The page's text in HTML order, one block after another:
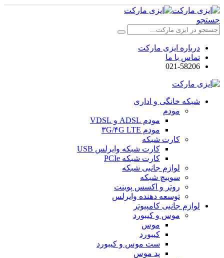
جستجو
درباره ایزی مارکت
تماس با ما
021-58206
شبکه خانگی و اداری
مودم
مودم ADSL و VDSL
مودم ۳G/۴G LTE
کارت شبکه
کارت شبکه وایرلس USB
کارت شبکه PCIe
لوازم جانبی شبکه
سوییچ شبکه
روتر و اکسس پوینت
توسعه دهنده وایرلس
لوازم جانبی کامپیوتر
موس و کیبورد
موس
کیبورد
ست موس و کیبورد
پد موس